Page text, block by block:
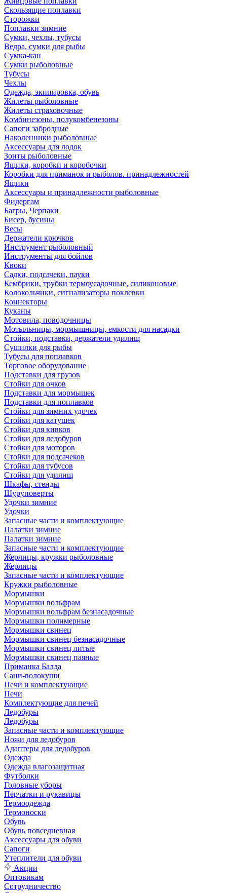
Скользящие поплавки
Сторожки
Поплавки зимние
Сумки, чехлы, тубусы
Ведра, сумки для рыбы
Сумка-кан
Сумки рыболовные
Тубусы
Чехлы
Одежда, экипировка, обувь
Жилеты рыболовные
Жилеты страховочные
Комбинезоны, полукомбенезоны
Сапоги забродные
Наколенники рыболовные
Аксессуары для лодок
Зонты рыболовные
Ящики, коробки и коробочки
Коробки для приманок и рыболов. принадлежностей
Ящики
Аксессуары и принадлежности рыболовные
Фидергам
Багры, Черпаки
Бисер, бусины
Весы
Держатели крючков
Инструмент рыболовный
Инструменты для бойлов
Квоки
Садки, подсачеки, пауки
Кембрики, трубки термоусадочные, силиконовые
Колокольчики, сигнализаторы поклевки
Коннекторы
Куканы
Мотовила, поводочницы
Мотыльницы, мормышницы, емкости для насадки
Стойки, подставки, держатели удилищ
Сушилки для рыбы
Тубусы для поплавков
Торговое оборудование
Подставки для грузов
Стойки для очков
Подставки для мормышек
Подставки для поплавков
Стойки для зимних удочек
Стойки для катушек
Стойки для кивков
Стойки для ледобуров
Стойки для моторов
Стойки для подсачеков
Стойки для тубусов
Стойки для удилищ
Шкафы, стенды
Шуруповерты
Удочки зимние
Удочки
Запасные части и комплектующие
Палатки зимние
Палатки зимние
Запасные части и комплектующие
Жерлицы, кружки рыболовные
Жерлицы
Запасные части и комплектующие
Кружки рыболовные
Мормышки
Мормышки вольфрам
Мормышки вольфрам безнасадочные
Мормышки полимерные
Мормышки свинец
Мормышки свинец безнасадочные
Мормышки свинец литые
Мормышки свинец паяные
Приманка Балда
Сани-волокуши
Печи и комплектующие
Печи
Комплектующие для печей
Ледобуры
Ледобуры
Запасные части и комплектующие
Ножи для ледобуров
Адаптеры для ледобуров
Одежда
Одежда влагозащитная
Футболки
Головные уборы
Перчатки и рукавицы
Термоодежда
Термоноски
Обувь
Обувь повседневная
Аксессуары для обуви
Сапоги
Утеплители для обуви
Акции
Оптовикам
Сотрудничество